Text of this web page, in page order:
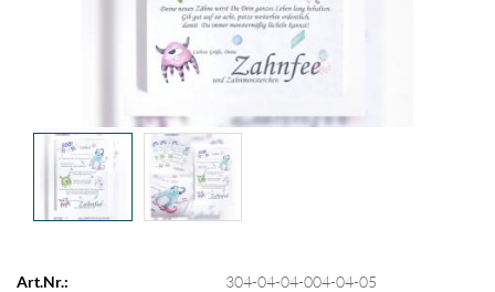
Art.Nr.:
304-04-04-004-04-05